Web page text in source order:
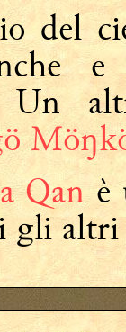
del
Un
Qanè
gli